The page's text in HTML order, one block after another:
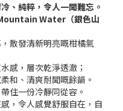
、純粹，令人一聞難忘。
Water（銀色山
散發清新明亮嘅柑橘氣
感，層次乾淨透澈；
和、清爽耐聞嘅餘韻。
住一份冷靜同從容。
，令人感覺舒服自在，自